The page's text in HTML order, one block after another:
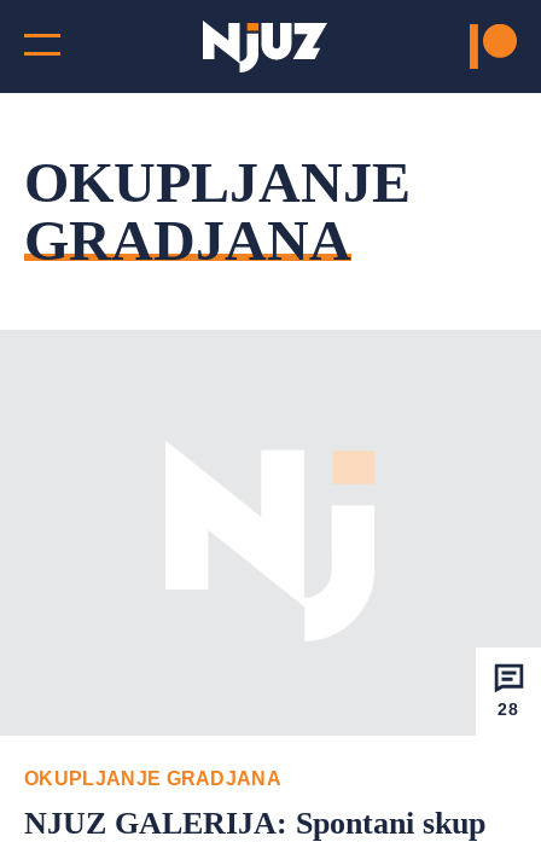
OKUPLJANJE
GRADJANA
28
OKUPLJANJE GRADJANA
NJUZ GALERIJA: Spontani skup